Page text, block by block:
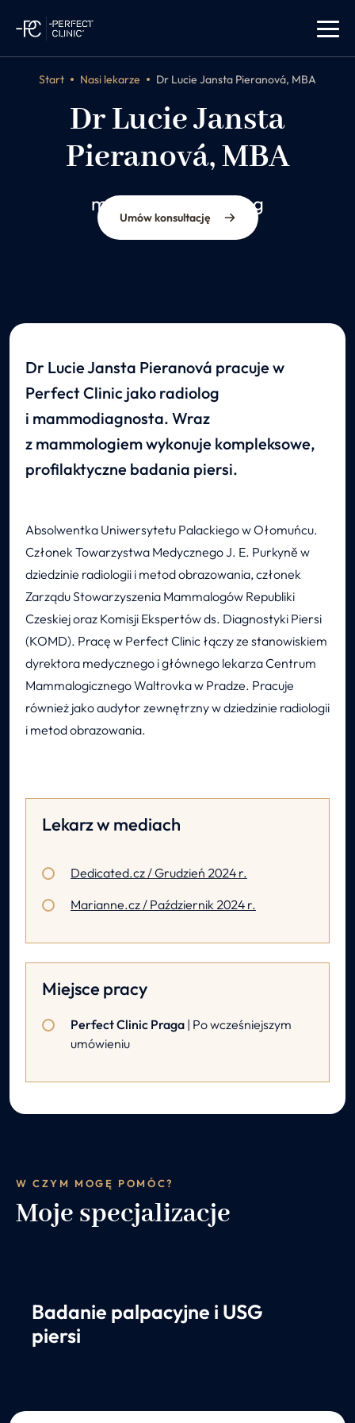
Start Nasi lekarze Dr Lucie Jansta Pieranová, MBA
Dr Lucie Jansta
Pieranová, MBA
mammolog/radiolog
Umów konsultację
Dr Lucie Jansta Pieranová pracuje w
Perfect Clinic jako radiolog
i mammodiagnosta. Wraz
z mammologiem wykonuje kompleksowe,
profilaktyczne badania piersi.
Absolwentka Uniwersytetu Palackiego w Ołomuńcu.
Członek Towarzystwa Medycznego J. E. Purkyně w
dziedzinie radiologii i metod obrazowania, członek
Zarządu Stowarzyszenia Mammalogów Republiki
Czeskiej oraz Komisji Ekspertów ds. Diagnostyki Piersi
(KOMD). Pracę w Perfect Clinic łączy ze stanowiskiem
dyrektora medycznego i głównego lekarza Centrum
Mammalogicznego Waltrovka w Pradze. Pracuje
również jako audytor zewnętrzny w dziedzinie radiologii
i metod obrazowania.
Lekarz w mediach
Dedicated.cz / Grudzień 2024 r.
Marianne.cz / Październik 2024 r.
Miejsce pracy
Perfect Clinic Praga | Po wcześniejszym
umówieniu
W CZYM MOGĘ POMÓC?
Moje specjalizacje
Badanie palpacyjne i USG
piersi